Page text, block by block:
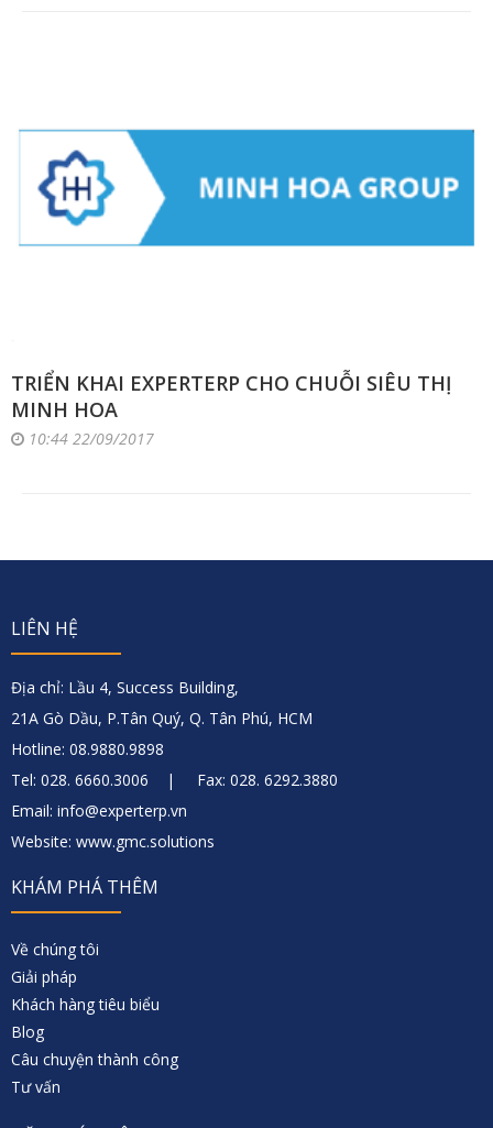
TRIỂN KHAI EXPERTERP CHO CHUỖI SIÊU THỊ
MINH HOA
10:44 22/09/2017
LIÊN HỆ
Địa chỉ: Lầu 4, Success Building,
21A Gò Dầu, P.Tân Quý, Q. Tân Phú, HCM
Hotline: 08.9880.9898
Tel: 028. 6660.3006 | Fax: 028. 6292.3880
Email: info@experterp.vn
Website: www.gmc.solutions
KHÁM PHÁ THÊM
Về chúng tôi
Giải pháp
Khách hàng tiêu biểu
Blog
Câu chuyện thành công
Tư vấn